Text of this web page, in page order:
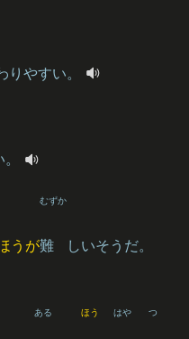
りやすい。
うが難
むずか
しいそうだ。
ある ほう はや つ